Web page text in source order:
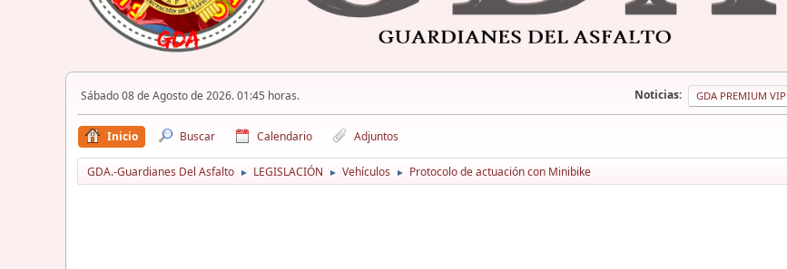
Sábado 08 de Agosto de 2026. 01:45 horas. Noticias: GDA PREMIUM VIP
Inicio Buscar Calendario Adjuntos
GDA.-Guardianes Del Asfalto ► LEGISLACIÓN ► Vehículos ► Protocolo de actuación con Minibike